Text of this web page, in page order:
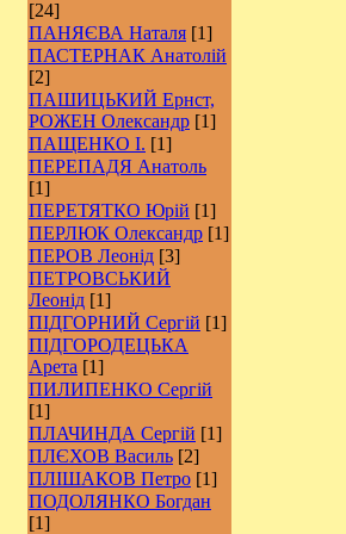
[24]
ПАНЯЄВА Наталя [1]
ПАСТЕРНАК Анатолій
[2]
ПАШИЦЬКИЙ Ернст,
РОЖЕН Олександр [1]
ПАЩЕНКО І. [1]
ПЕРЕПАДЯ Анатоль
[1]
ПЕРЕТЯТКО Юрій [1]
ПЕРЛЮК Олександр [1]
ПЕРОВ Леонід [3]
ПЕТРОВСЬКИЙ
Леонід [1]
ПІДГОРНИЙ Сергій [1]
ПІДГОРОДЕЦЬКА
Арета [1]
ПИЛИПЕНКО Сергій
[1]
ПЛАЧИНДА Сергій [1]
ПЛЄХОВ Василь [2]
ПЛІШАКОВ Петро [1]
ПОДОЛЯНКО Богдан
[1]